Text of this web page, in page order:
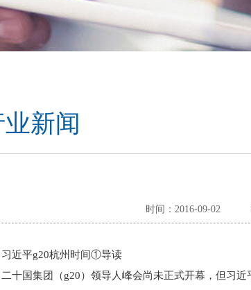
新闻
时间：2016-09-02
习近平g20杭州时间①导读
二十国集团（g20）领导人峰会尚未正式开幕，但习